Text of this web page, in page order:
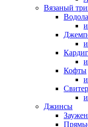
Вязаный
Кофты
Джинсы